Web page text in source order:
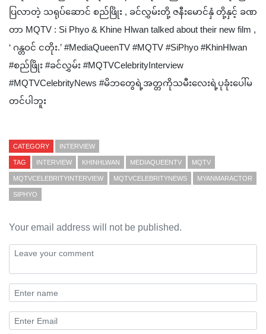
ပြလာတဲ့ သရုပ်ဆောင် စည်ဖြိုး , ခင်လွှမ်းတို့ ဇနီးမောင်နှံ တို့နှင့် ခဏ
တာ MQTV : Si Phyo & Khine Hlwan talked about their new film ,
‘ ဂန္တဝင် ငတိုး.’ #MediaQueenTV #MQTV #SiPhyo #KhinHlwan
#စည်ဖြိုး #ခင်လွှမ်း #MQTVCelebrityInterview
#MQTVCelebrityNews #မိဘတွေရဲ့အတ္တကိုသမီးလေးရဲ့ပုခုံးပေါ်မ
တင်ပါဘူး
CATEGORY INTERVIEW
TAG INTERVIEW KHINHLWAN MEDIAQUEENTV MQTV
MQTVCELEBRITYINTERVIEW MQTVCELEBRITYNEWS MYANMARACTOR
SIPHYO
Your email address will not be published.